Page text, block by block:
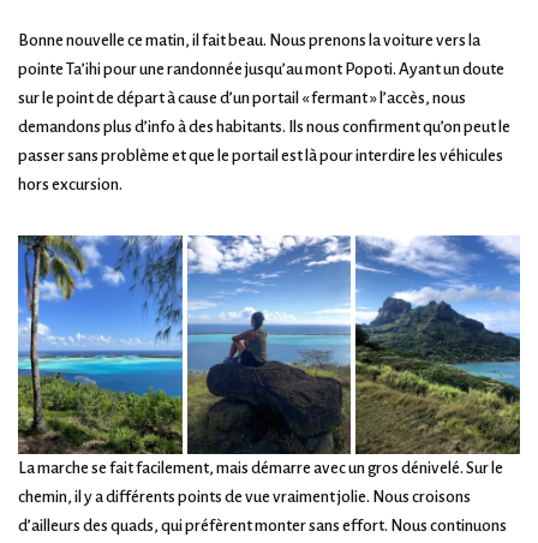
Bonne nouvelle ce matin, il fait beau. Nous prenons la voiture vers la
pointe Ta’ihi pour une randonnée jusqu’au mont Popoti. Ayant un doute
sur le point de départ à cause d’un portail « fermant » l’accès, nous
demandons plus d’info à des habitants. Ils nous confirment qu’on peut le
passer sans problème et que le portail est là pour interdire les véhicules
hors excursion.
La marche se fait facilement, mais démarre avec un gros dénivelé. Sur le
chemin, il y a différents points de vue vraiment jolie. Nous croisons
d’ailleurs des quads, qui préfèrent monter sans effort. Nous continuons